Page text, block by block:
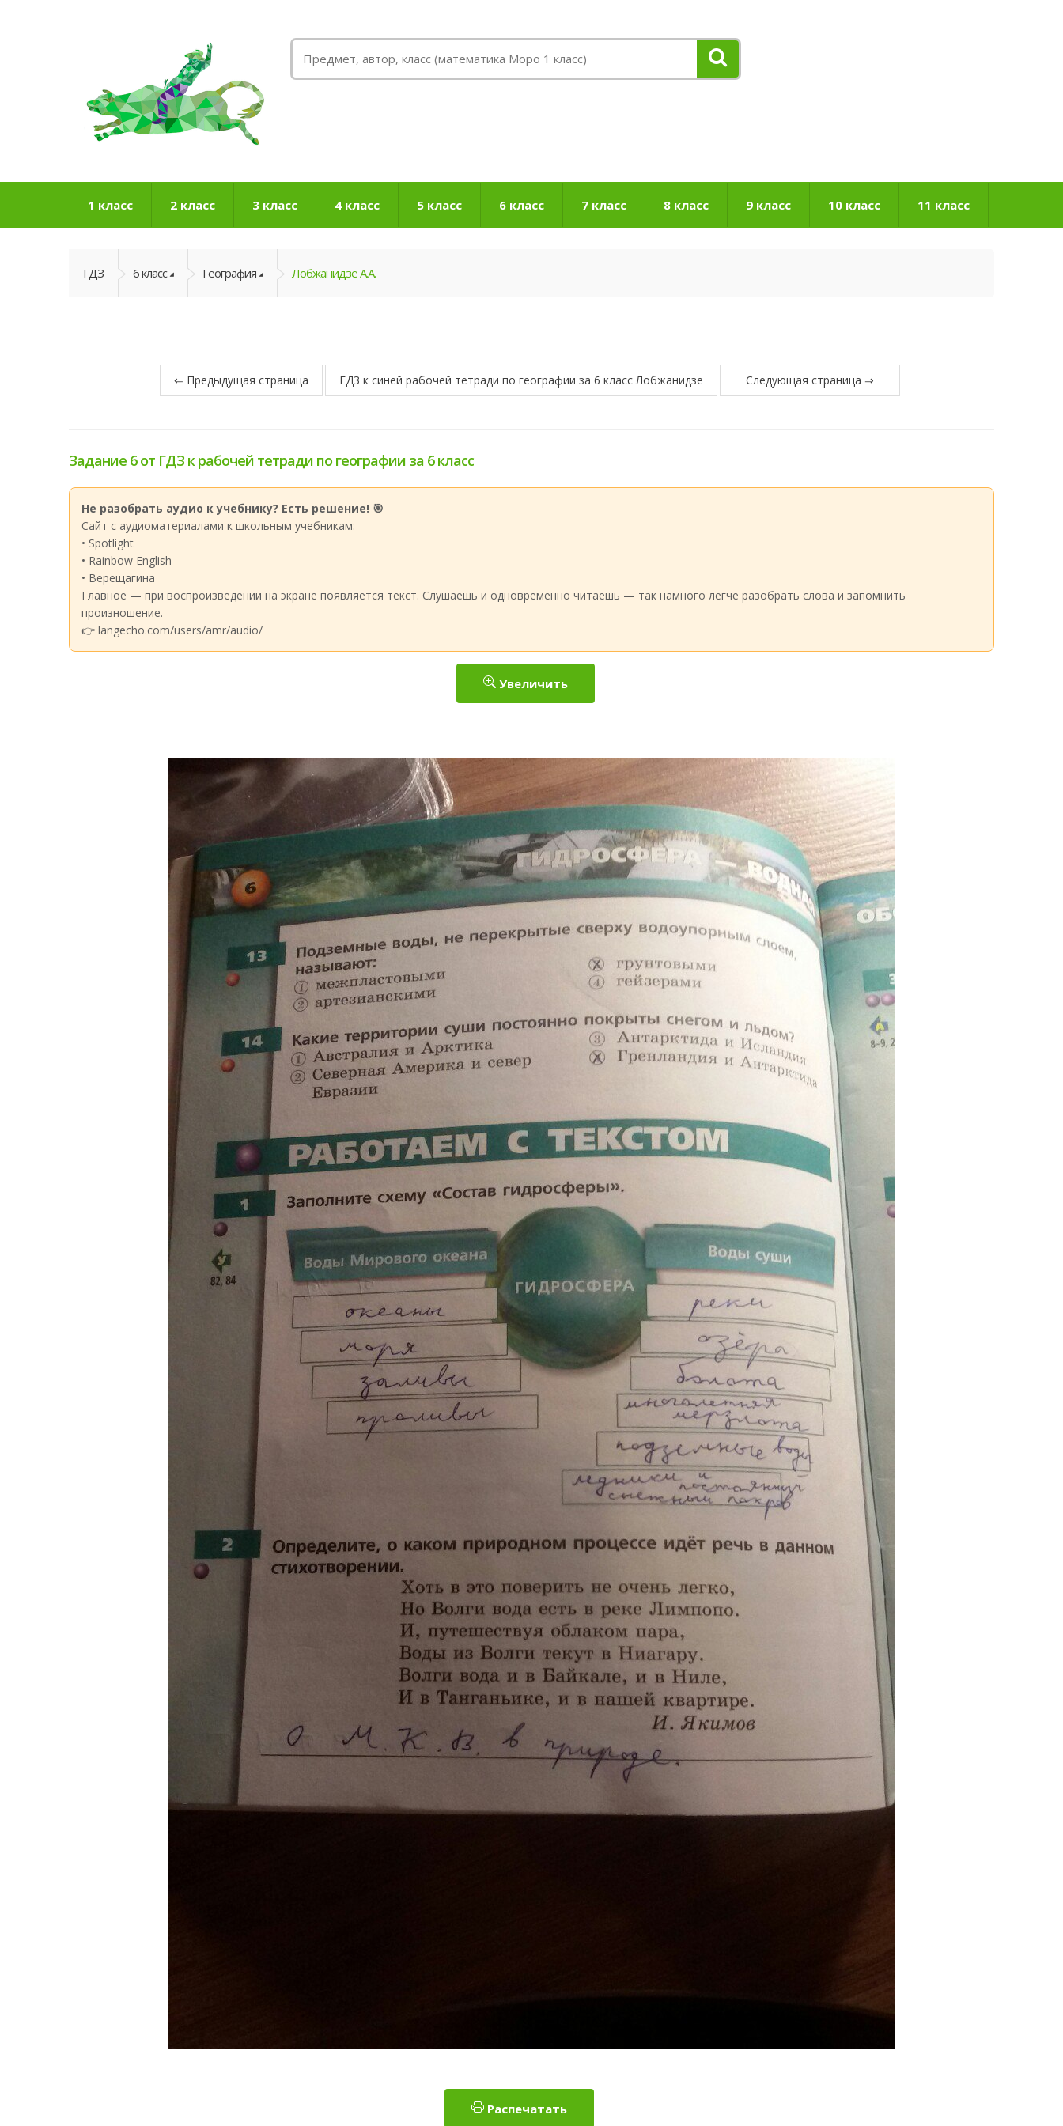
1 класс 2 класс 3 класс 4 класс 5 класс 6 класс 7 класс 8 класс 9 класс 10 класс 11 класс
ГДЗ 6 класс География Лобжанидзе А.А.
⇐ Предыдущая страница ГДЗ к синей рабочей тетради по географии за 6 класс Лобжанидзе Следующая страница ⇒
Задание 6 от ГДЗ к рабочей тетради по географии за 6 класс
Не разобрать аудио к учебнику? Есть решение! 🎯
Сайт с аудиоматериалами к школьным учебникам:
• Spotlight
• Rainbow English
• Верещагина
Главное — при воспроизведении на экране появляется текст. Слушаешь и одновременно читаешь — так намного легче разобрать слова и запомнить
произношение.
👉 langecho.com/users/amr/audio/
Увеличить
Распечатать